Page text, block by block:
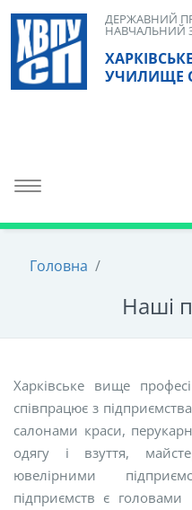
Skip
content
УЧИЛИЩЕ
ДЕРЖАВНИЙ
НАВЧАЛЬНИЙ
Toggle navigation
Головна /
Наші
Харківське вище
співпрацює з
салонами краси,
одягу і взуття,
ювелірними
підприємств є